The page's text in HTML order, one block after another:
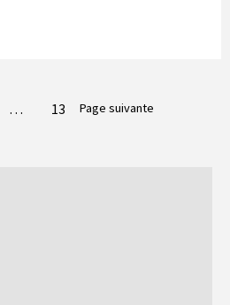
… 13 Page suivante